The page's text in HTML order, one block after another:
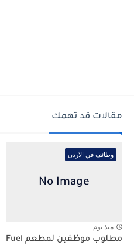
مقالات قد تهمك
وظائف في الاردن
منذ يوم
مطلوب موظفين لمطعم Fuel